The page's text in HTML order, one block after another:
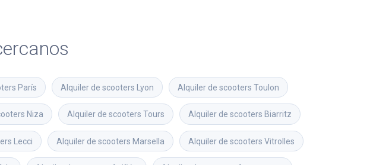
París Alquiler de scooters Lyon Alquiler de scooters Toulon
Niza Alquiler de scooters Tours Alquiler de scooters Biarritz
Lecci Alquiler de scooters Marsella Alquiler de scooters Vitrolles